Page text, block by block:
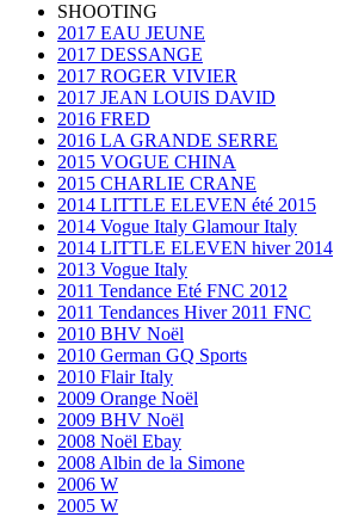
SHOOTING
2017 EAU JEUNE
2017 DESSANGE
2017 ROGER VIVIER
2017 JEAN LOUIS DAVID
2016 FRED
2016 LA GRANDE SERRE
2015 VOGUE CHINA
2015 CHARLIE CRANE
2014 LITTLE ELEVEN été 2015
2014 Vogue Italy Glamour Italy
2014 LITTLE ELEVEN hiver 2014
2013 Vogue Italy
2011 Tendance Eté FNC 2012
2011 Tendances Hiver 2011 FNC
2010 BHV Noël
2010 German GQ Sports
2010 Flair Italy
2009 Orange Noël
2009 BHV Noël
2008 Noël Ebay
2008 Albin de la Simone
2006 W
2005 W